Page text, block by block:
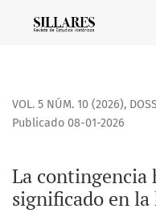
La contingencia
VOL. 5 NÚM. 10 (2026),
La contingencia
significado en
Publicado 08-01-2026